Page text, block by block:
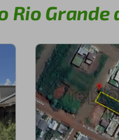
Rio Grande